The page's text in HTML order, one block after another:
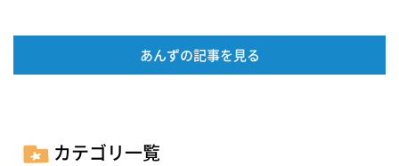
あんずの記事を見る
カテゴリ一覧